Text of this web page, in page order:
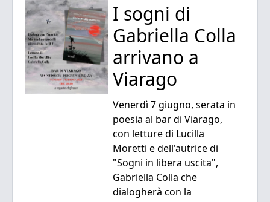
I sogni di
Gabriella Colla
arrivano a
Viarago
Venerdì 7 giugno, serata in
poesia al bar di Viarago,
con letture di Lucilla
Moretti e dell'autrice di
"Sogni in libera uscita",
Gabriella Colla che
dialogherà con la